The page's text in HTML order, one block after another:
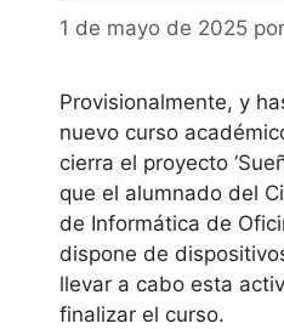
1 de mayo de 2025 por
Provisionalmente, y
nuevo curso
cierra el proyecto
que el alumnado del
de Informática de
dispone de
llevar a cabo esta
finalizar el curso.